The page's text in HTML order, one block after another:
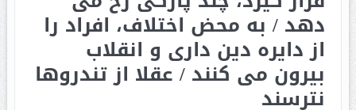
دهد / به محض اختلاف، افراد را
از دایره دین داری و انقلاب
بیرون می کنند / عقلا از تندروها
نترسند